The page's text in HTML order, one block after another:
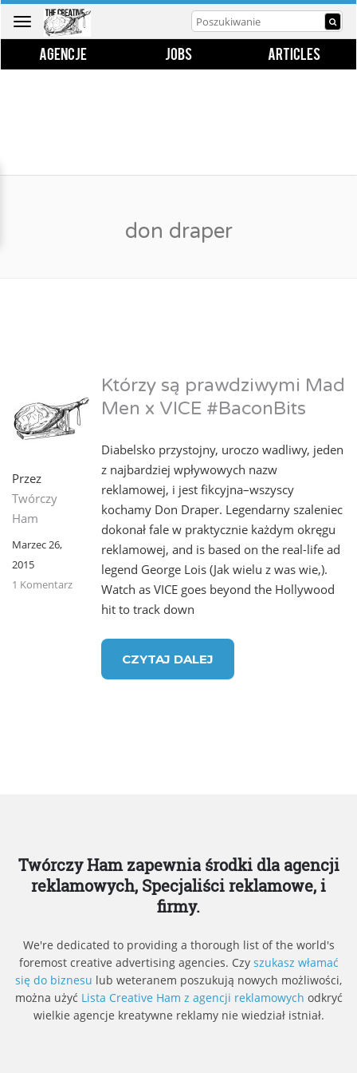
Toggle
navigation
AGENCJE JOBS ARTICLES
don draper
Przez
Twórczy
Ham
Marzec 26,
2015
1 Komentarz
Którzy są prawdziwymi Mad
Men x VICE #BaconBits
Diabelsko przystojny, uroczo wadliwy, jeden
z najbardziej wpływowych nazw
reklamowej, i jest fikcyjna–wszyscy
kochamy Don Draper. Legendarny szaleniec
dokonał fale w praktycznie każdym okręgu
reklamowej, and is based on the real-life ad
legend George Lois (Jak wielu z was wie,).
Watch as VICE goes beyond the Hollywood
hit to track down
CZYTAJ DALEJ
Twórczy Ham zapewnia środki dla agencji
reklamowych, Specjaliści reklamowe, i
firmy.
We're dedicated to providing a thorough list of the world's
foremost creative advertising agencies. Czy szukasz włamać
się do biznesu lub weteranem poszukują nowych możliwości,
można użyć Lista Creative Ham z agencji reklamowych odkryć
wielkie agencje kreatywne reklamy nie wiedział istniał.